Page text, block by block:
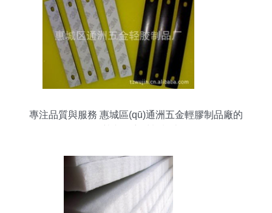
專注品質與服務 惠城區(qū)通洲五金輕膠制品廠的